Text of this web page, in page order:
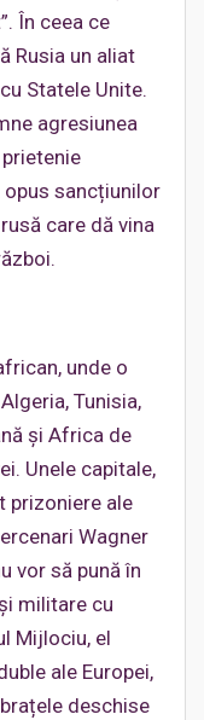
În ceea ce
Rusia un aliat
Statele Unite.
agresiunea
opus sancțiunilor
care dă vina
unde o
Tunisia,
și Africa de
Unele capitale,
prizoniere ale
Wagner
vor să pună în
militare cu
Mijlociu, el
ale Europei,
deschise